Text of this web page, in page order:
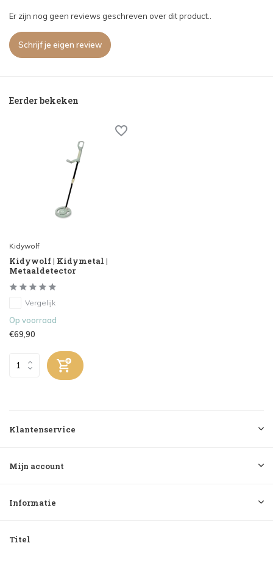
Er zijn nog geen reviews geschreven over dit product..
Schrijf je eigen review
Eerder bekeken
Kidywolf
Kidywolf | Kidymetal |
Metaaldetector
Vergelijk
Op voorraad
€69,90
Klantenservice
Mijn account
Informatie
Titel